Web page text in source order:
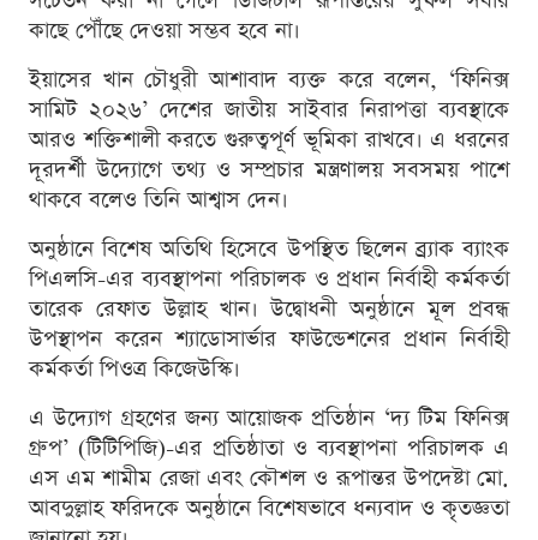
কাছে পৌঁছে দেওয়া সম্ভব হবে না।
ইয়াসের খান চৌধুরী আশাবাদ ব্যক্ত করে বলেন, ‘ফিনিক্স
সামিট ২০২৬’ দেশের জাতীয় সাইবার নিরাপত্তা ব্যবস্থাকে
আরও শক্তিশালী করতে গুরুত্বপূর্ণ ভূমিকা রাখবে। এ ধরনের
দূরদর্শী উদ্যোগে তথ্য ও সম্প্রচার মন্ত্রণালয় সবসময় পাশে
থাকবে বলেও তিনি আশ্বাস দেন।
অনুষ্ঠানে বিশেষ অতিথি হিসেবে উপস্থিত ছিলেন ব্র্যাক ব্যাংক
পিএলসি-এর ব্যবস্থাপনা পরিচালক ও প্রধান নির্বাহী কর্মকর্তা
তারেক রেফাত উল্লাহ খান। উদ্বোধনী অনুষ্ঠানে মূল প্রবন্ধ
উপস্থাপন করেন শ্যাডোসার্ভার ফাউন্ডেশনের প্রধান নির্বাহী
কর্মকর্তা পিওত্র কিজেউস্কি।
এ উদ্যোগ গ্রহণের জন্য আয়োজক প্রতিষ্ঠান ‘দ্য টিম ফিনিক্স
গ্রুপ’ (টিটিপিজি)-এর প্রতিষ্ঠাতা ও ব্যবস্থাপনা পরিচালক এ
এস এম শামীম রেজা এবং কৌশল ও রূপান্তর উপদেষ্টা মো.
আবদুল্লাহ ফরিদকে অনুষ্ঠানে বিশেষভাবে ধন্যবাদ ও কৃতজ্ঞতা